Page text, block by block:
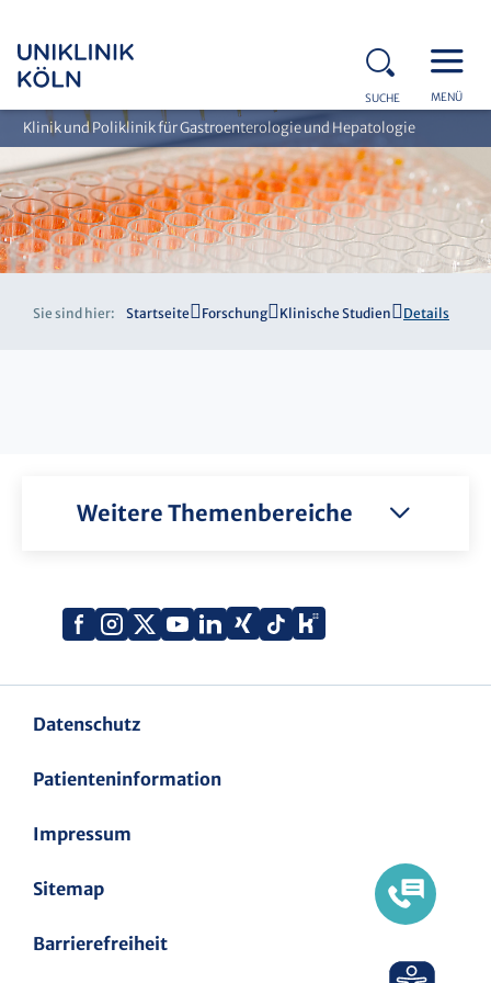
SUCHE MENÜ
Klinik und Poliklinik für Gastroenterologie und Hepatologie
Sie sind hier: Startseite Forschung Klinische Studien Details
Weitere Themenbereiche
Facebook
Instagram
X
YouTube
LinkedIn
Xing TiktokKununu
Datenschutz
Patienteninformation
Impressum
Sitemap
Barrierefreiheit